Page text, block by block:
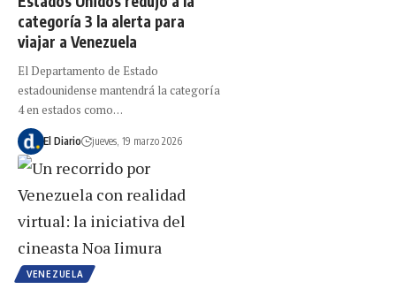
categoría 3 la alerta para
viajar a Venezuela
El Departamento de Estado
estadounidense mantendrá la categoría
4 en estados como…
El Diario jueves, 19 marzo 2026
VENEZUELA